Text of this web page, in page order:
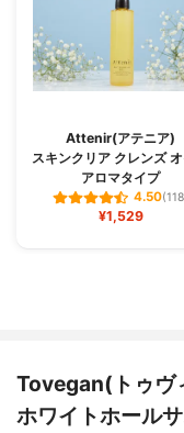
Attenir(アテニア)
スキンクリア クレンズ
アロマタイプ
4.50
¥1,529
Tovegan(トゥヴ
ホワイトホール